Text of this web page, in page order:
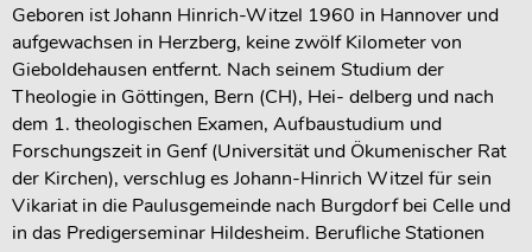
Geboren ist Johann Hinrich-Witzel 1960 in Hannover und
aufgewachsen in Herzberg, keine zwölf Kilometer von
Gieboldehausen entfernt. Nach seinem Studium der
Theologie in Göttingen, Bern (CH), Hei- delberg und nach
dem 1. theologischen Examen, Aufbaustudium und
Forschungszeit in Genf (Universität und Ökumenischer Rat
der Kirchen), verschlug es Johann-Hinrich Witzel für sein
Vikariat in die Paulusgemeinde nach Burgdorf bei Celle und
in das Predigerseminar Hildesheim. Berufliche Stationen